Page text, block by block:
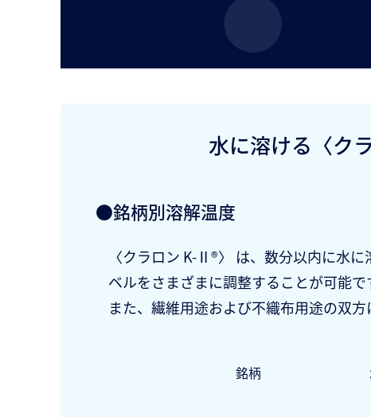
水に溶ける〈ク
●銘柄別溶解温度
〈クラロン K‑Ⅱ®〉 は、数分以内に水
ベルをさまざまに調整することが可能で
また、繊維用途および不織布用途の双
銘柄